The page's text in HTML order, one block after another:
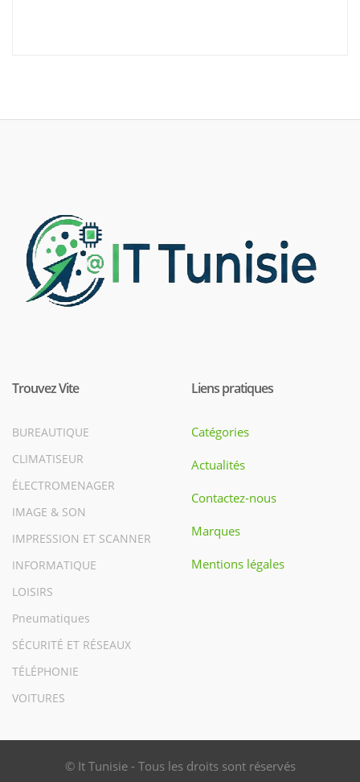
Trouvez Vite
BUREAUTIQUE
CLIMATISEUR
ÉLECTROMENAGER
IMAGE & SON
IMPRESSION ET SCANNER
INFORMATIQUE
LOISIRS
Pneumatiques
SÉCURITÉ ET RÉSEAUX
TÉLÉPHONIE
VOITURES
Liens pratiques
Catégories
Actualités
Contactez-nous
Marques
Mentions légales
© It Tunisie - Tous les droits sont réservés